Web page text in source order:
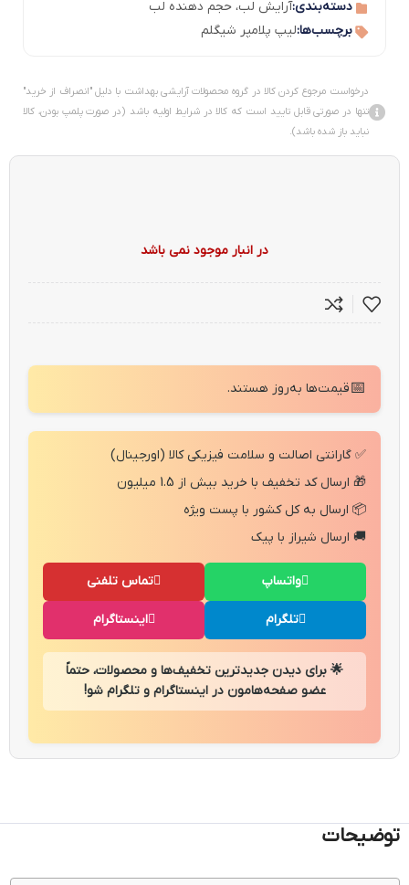
دسته‌بندی:آرایش لب، حجم دهنده لب
برچسب‌ها:لیپ پلامپر شیگلم
درخواست مرجوع کردن کالا در گروه محصولات آرایشی بهداشت با دلیل "انصراف از خرید"
تنها در صورتی قابل تایید است که کالا در شرایط اولیه باشد (در صورت پلمپ بودن، کالا
نباید باز شده باشد).
در انبار موجود نمی باشد
📅قیمت‌ها به‌روز هستند.
✅ گارانتی اصالت و سلامت فیزیکی کالا (اورجینال)
🎁 ارسال کد تخفیف با خرید بیش از 1.5 میلیون
📦 ارسال به کل کشور با پست ویژه
🚚 ارسال شیراز با پیک
تماس تلفنی واتساپ
اینستاگرام تلگرام
🌟 برای دیدن جدیدترین تخفیف‌ها و محصولات، حتماً
عضو صفحه‌هامون در اینستاگرام و تلگرام شو!
توضیحات